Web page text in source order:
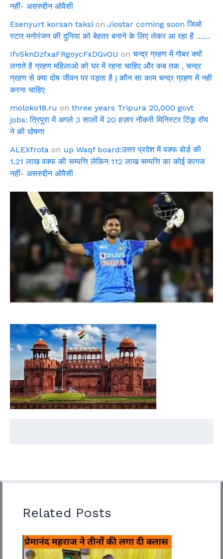
नहीं- असरुद्दीन ओवैसी
Esenyurt korsan taksi on Jiostar coming soon जिओ
स्टार मनोरंजन की दुनिया को बेहतर बनाने के लिए लेकर आ रहा है ……
IfvSknDzfxaFRgoycFxDGvOU onचन्द्र ग्रहण में गोबर क्यों
लगाते है ग्रहण महिलाओ को घर में रहना चाहिए और कब तक , चन्द्र
ग्रहण से क्या दोष जीवन पर पड़ता है | कौन सा काम चन्द्र ग्रहण में नही
करना चाहिए
moloko18.ru on three years Tripura 20,000 govt
jobs: त्रिपुरा में अगले 3 सालों में 20 हज़ार नौकरी मिनिस्टर टिंकू रॉय
ने की घोषणा
ALEXfrota on up Waqf board:उत्तर प्रदेश में वक्फ बोर्ड की
1.21 लाख वक्फ की सम्पत्ति लेकिन 112 लाख सम्पत्ति का कोई कागज
नहीं- असरुद्दीन ओवैसी
Related Posts